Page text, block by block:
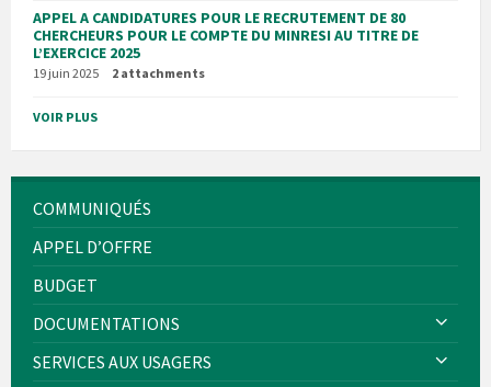
APPEL A CANDIDATURES POUR LE RECRUTEMENT DE 80
CHERCHEURS POUR LE COMPTE DU MINRESI AU TITRE DE
L’EXERCICE 2025
19 juin 2025 2 attachments
VOIR PLUS
COMMUNIQUÉS
APPEL D’OFFRE
BUDGET
DOCUMENTATIONS
SERVICES AUX USAGERS